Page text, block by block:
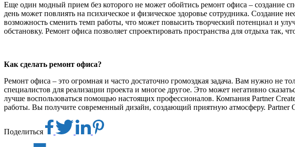
Еще один модный прием без которого не может обойтись ремонт офиса – создание
день может повлиять на психическое и физическое здоровье сотрудника. Создание
возможность сменить темп работы, что может повысить творческий потенциал и
обстановку. Ремонт офиса позволяет спроектировать пространства для отдыха так,
Как сделать ремонт офиса?
Ремонт офиса – это огромная и часто достаточно громоздкая задача. Вам нужно не
специалистов для реализации проекта и многое другое. Это может негативно
лучше воспользоваться помощью настоящих профессионалов. Компания Partner
работы. Вы получите современный дизайн, создающий приятную атмосферу. Partner
Поделиться